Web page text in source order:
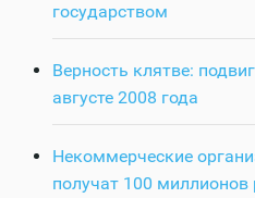
государством
Верность клятве:
августе 2008 года
Некоммерческие
получат 100 миллионов